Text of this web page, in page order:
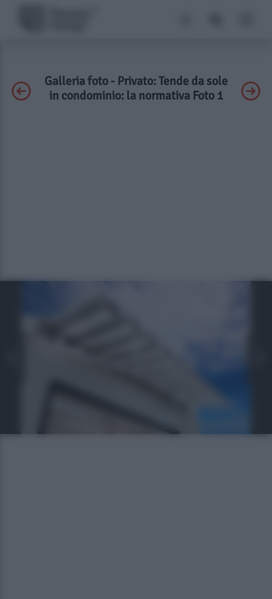
Galleria foto - Privato: Tende da sole
in condominio: la normativa Foto 1